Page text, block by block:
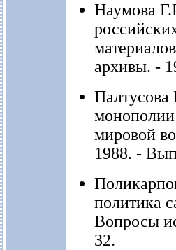
Наумова
архивы. -
мировой
1988. -
политика
Вопросы
32.